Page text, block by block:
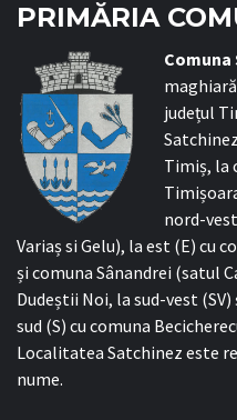
PRIMĂRIA
Comuna
județul
Timiș, la
nord-
Variaș si Gelu), la est (E) cu
și comuna Sânandrei (satul
Dudeștii Noi, la sud-vest
sud (S) cu comuna
Localitatea Satchinez este
nume.